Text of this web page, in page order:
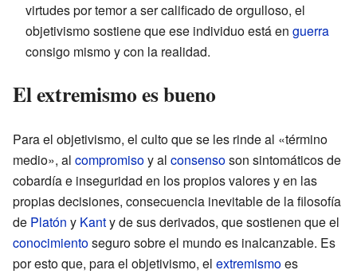
virtudes por temor a ser calificado de orgulloso, el
objetivismo sostiene que ese individuo está en guerra
consigo mismo y con la realidad.
El extremismo es bueno
Para el objetivismo, el culto que se les rinde al «término
medio», al compromisoy al consensoson sintomáticos de
cobardía e inseguridad en los propios valores y en las
propias decisiones, consecuencia inevitable de la filosofía
de Platón y Kanty de sus derivados, que sostienen que el
conocimientoseguro sobre el mundo es inalcanzable. Es
por esto que, para el objetivismo, el extremismoes